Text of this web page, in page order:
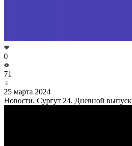
0
71
25 марта 2024
Новости. Сургут 24. Дневной